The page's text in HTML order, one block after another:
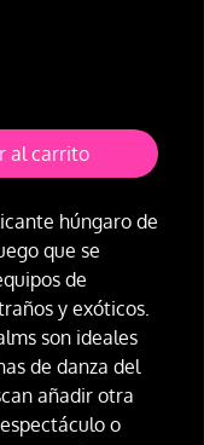
al carrito
húngaro de
que se
de
y exóticos.
son ideales
de danza del
añadir otra
o